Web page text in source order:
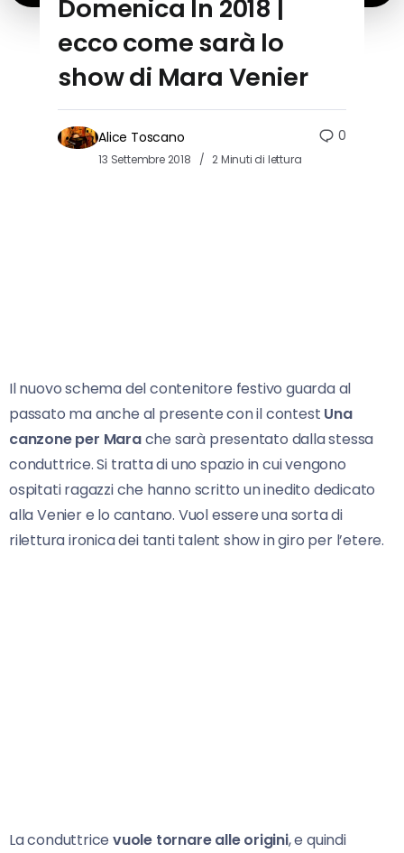
Domenica In 2018 |
ecco come sarà lo
show di Mara Venier
Alice Toscano
13 Settembre 2018 2 Minuti di lettura
0
Il nuovo schema del contenitore festivo guarda al
passato ma anche al presente con il contest Una
canzone per Marache sarà presentato dalla stessa
conduttrice. Si tratta di uno spazio in cui vengono
ospitati ragazzi che hanno scritto un inedito dedicato
alla Venier e lo cantano. Vuol essere una sorta di
rilettura ironica dei tanti talent show in giro per l’etere.
La conduttrice vuole tornare alle origini, e quindi